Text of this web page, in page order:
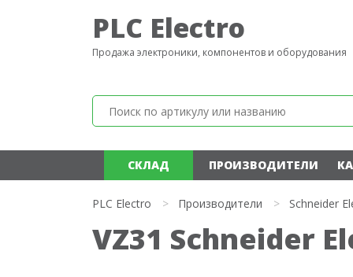
PLC Electro
Продажа электроники, компонентов и оборудования
СКЛАД ПРОИЗВОДИТЕЛИ
PLC Electro > Производители > Schneider
VZ31 Schneider